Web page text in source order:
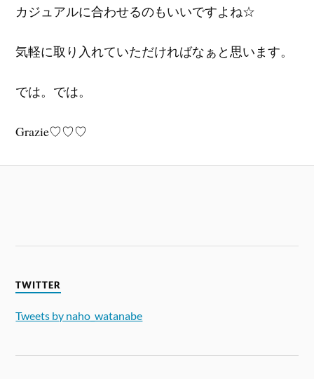
カジュアルに合わせるのもいいですよね☆
気軽に取り入れていただければなぁと思います。
では。では。
Grazie♡♡♡
TWITTER
Tweets by naho_watanabe